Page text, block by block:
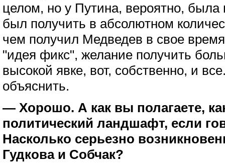
целом, но у Путина, вероятно, была
был получить в абсолютном
чем получил Медведев в свое
"идея фикс", желание получить
высокой явке, вот, собственно, и
объяснить.
— Хорошо. А как вы полагаете,
политический ландшафт, если
Насколько серьезно
Гудкова и Собчак?